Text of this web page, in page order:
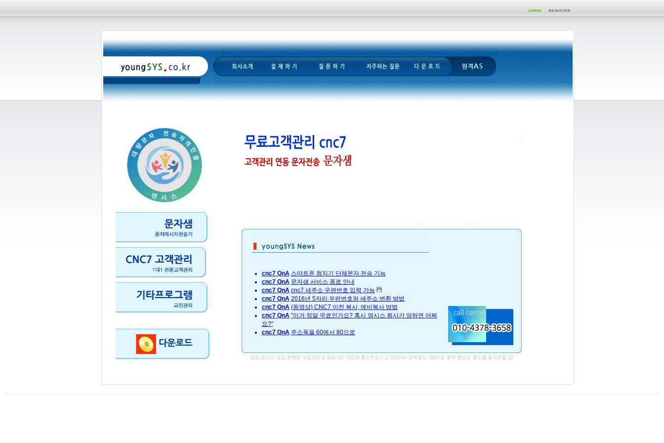
cnc7 QnA 스마트폰 청지기 단체문자 전송 기능
cnc7 QnA 문자샘 서비스 종료 안내
cnc7 QnA cnc7 새주소 우편번호 입력 가능
cnc7 QnA 2016년 5자리 우편번호와 새주소 변환 방법
cnc7 QnA (동영상) CNC7 이전 복사, 예비복사 방법
cnc7 QnA "이거 정말 무료인가요? 혹시 영시스 회사가 망하면 어쩌
요?"
cnc7 QnA 주소폭을 60에서 80으로